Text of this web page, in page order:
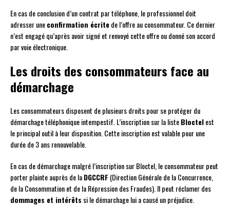
En cas de conclusion d’un contrat par téléphone, le professionnel doit
adresser uneconfirmation écritede l’offre au consommateur. Ce dernier
n’est engagé qu’après avoir signé et renvoyé cette offre ou donné son accord
par voie électronique.
Les droits des consommateurs face au
démarchage
Les consommateurs disposent de plusieurs droits pour se protéger du
démarchage téléphonique intempestif. L’inscription sur la listeBloctelest
le principal outil à leur disposition. Cette inscription est valable pour une
durée de 3 ans renouvelable.
En cas de démarchage malgré l’inscription sur Bloctel, le consommateur peut
porter plainte auprès de laDGCCRF (Direction Générale de la Concurrence,
de la Consommation et de la Répression des Fraudes). Il peut réclamer des
dommages et intérêts si le démarchage lui a causé un préjudice.